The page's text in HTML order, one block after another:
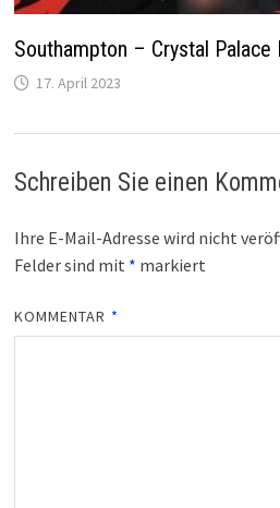
Southampton – Crystal Palace
17. April 2023
Schreiben Sie einen
Ihre E-Mail-Adresse wird nicht
Felder sind mit * markiert
KOMMENTAR *